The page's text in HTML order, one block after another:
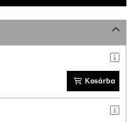
Kosárba